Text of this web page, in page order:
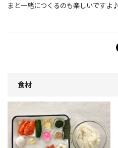
まと一緒につくるのも楽しいですよ♪
食材